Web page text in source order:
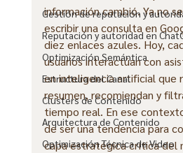
Gestión de reputación y
Reputación y autoridad en
Optimización Semántica
Estructura del Canal
Clusters de Contenido
Arquitectura de Contenido
Optimización Técnica de Video
información cambió. Ya no
escribir una consulta en
diez enlaces azules. Hoy,
usuarios interactúan con
en inteligencia artificial que
resumen, recomiendan y
tiempo real. En ese
de ser una tendencia para
capa estratégica crítica del